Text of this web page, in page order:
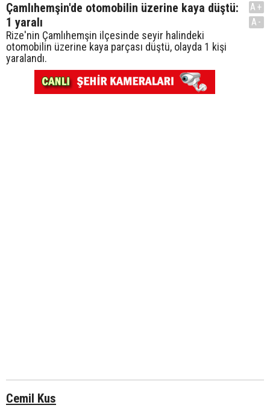
Çamlıhemşin'de otomobilin üzerine kaya düştü:
1 yaralı
Rize'nin Çamlıhemşin ilçesinde seyir halindeki
otomobilin üzerine kaya parçası düştü, olayda 1 kişi
yaralandı.
A+
A-
Cemil Kus